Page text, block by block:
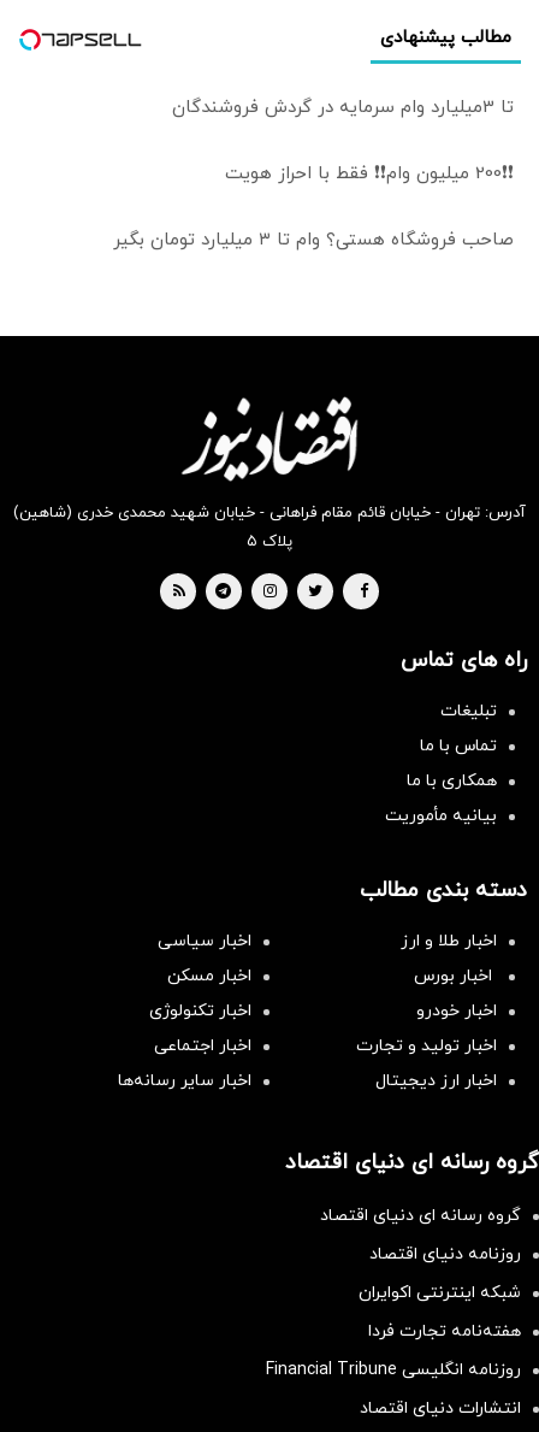
مطالب پیشنهادی
تا 3میلیارد وام سرمایه در گردش فروشندگان
❗❗200 میلیون وام❗❗ فقط با احراز هویت
صاحب فروشگاه هستی؟ وام تا ۳ میلیارد تومان بگیر
آدرس: تهران - خیابان قائم مقام فراهانی - خیابان شهید محمدی خدری (شاهین)
پلاک ۵
راه های تماس
تبلیغات
تماس با ما
همکاری با ما
بیانیه مأموریت
دسته بندی مطالب
اخبار طلا و ارز
اخبار سیاسی
اخبار بورس
اخبار مسکن
اخبار خودرو
اخبار تکنولوژی
اخبار تولید و تجارت
اخبار اجتماعی
اخبار ارز دیجیتال
اخبار سایر رسانه‌‌ها
گروه رسانه ای دنیای اقتصاد
گروه رسانه ای دنیای اقتصاد
روزنامه دنیای اقتصاد
شبکه اینترنتی اکوایران
هفته‌نامه تجارت فردا
روزنامه انگلیسی Financial Tribune
انتشارات دنیای اقتصاد